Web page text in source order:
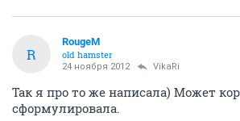
R
RougeM
old hamster
24 ноября 2012 VikaRi
Так я про то же написала) Может
сформулировала.